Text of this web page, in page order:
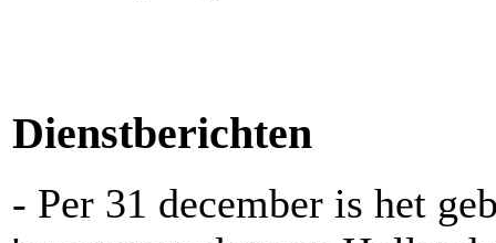
Dienstberichten
- Per 31 december is het